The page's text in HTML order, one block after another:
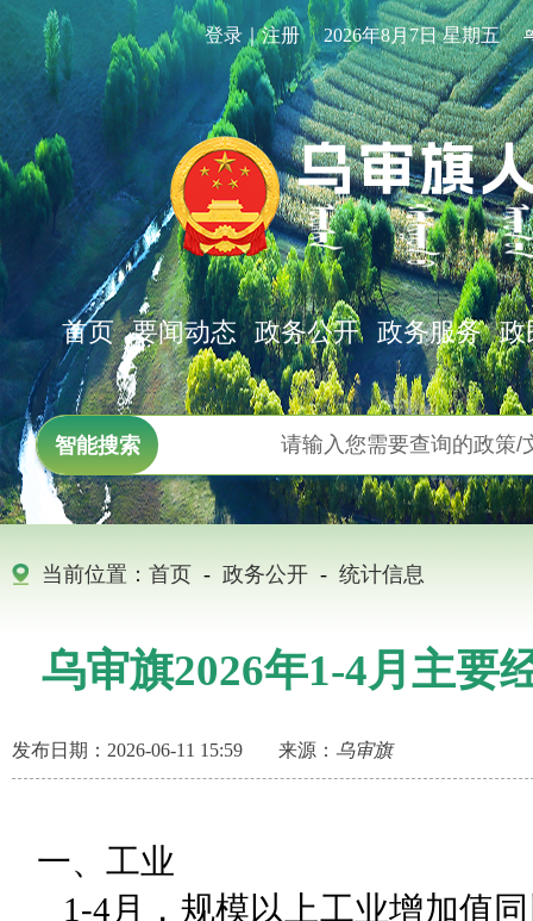
登录｜注册 2026年8月7日 星期五
首页 要闻动态 政务公开 政务服务 政
智能搜索
当前位置： 首页 - 政务公开 - 统计信息
乌审旗2026年1-4月主要
发布日期：2026-06-11 15:59 来源： 乌审旗
一、工业
1-4月，规模以上工业增加值